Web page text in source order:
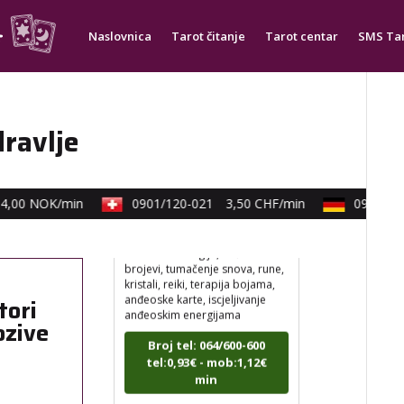
Naslovnica Tarot čitanje Tarot centar SMS
NOK/min 0901/120-021 3,50 CHF/min 0900/830-
min
TEHNIKE:astrologija, tarot,
numerološki tarot, visak, feng
kristali, reiki, terapija bojama,
anđeoske karte, iscjeljivanje
anđeoskim energijama
Broj tel: 064/600-600
tel:0,93€ - mob:1,12€
min